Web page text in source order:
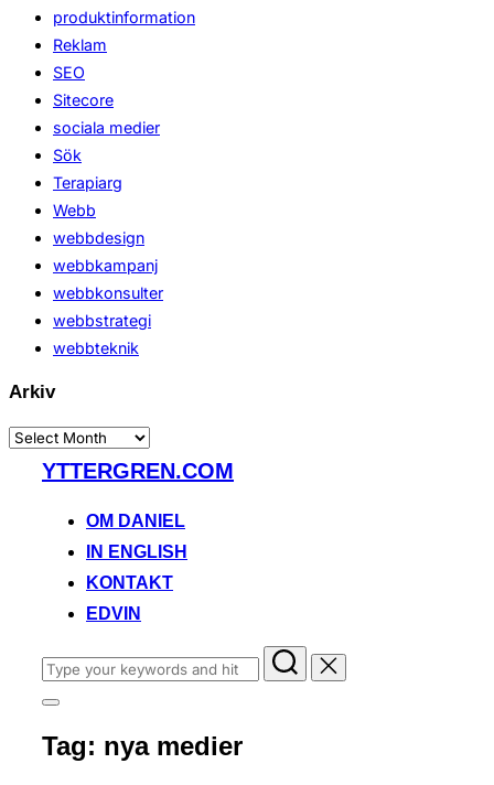
produktinformation
Reklam
SEO
Sitecore
sociala medier
Sök
Terapiarg
Webb
webbdesign
webbkampanj
webbkonsulter
webbstrategi
webbteknik
Arkiv
Arkiv
YTTERGREN.COM
OM DANIEL
IN ENGLISH
KONTAKT
EDVIN
Search
for:
Toggle
&
navigation
Tag: nya medier